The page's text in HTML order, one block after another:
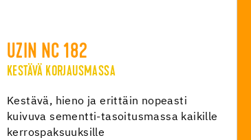
UZIN NC 182
KESTÄVÄ KORJAUSMASSA
Kestävä, hieno ja erittäin nopeasti
kuivuva sementti-tasoitusmassa kaikille
kerrospaksuuksille